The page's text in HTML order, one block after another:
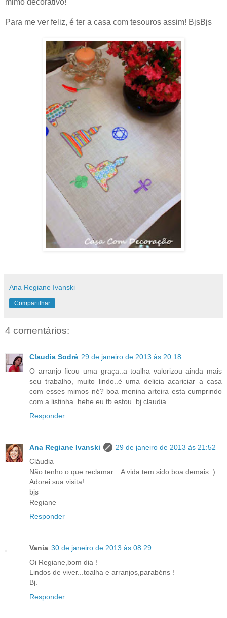
mimo decorativo!
Para me ver feliz, é ter a casa com tesouros assim! BjsBjs
Ana Regiane Ivanski
Compartilhar
4 comentários:
Claudia Sodré 29 de janeiro de 2013 às 20:18
O arranjo ficou uma graça..a toalha valorizou ainda mais
seu trabalho, muito lindo..é uma delicia acariciar a casa
com esses mimos né? boa menina arteira esta cumprindo
com a listinha..hehe eu tb estou..bj claudia
Responder
Ana Regiane Ivanski
29 de janeiro de 2013 às 21:52
Cláudia
Não tenho o que reclamar... A vida tem sido boa demais :)
Adorei sua visita!
bjs
Regiane
Responder
Vania 30 de janeiro de 2013 às 08:29
Oi Regiane,bom dia !
Lindos de viver...toalha e arranjos,parabéns !
Bj.
Responder